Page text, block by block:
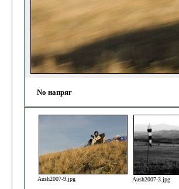
No напряг
Aush2007-9.jpg
Aush2007-3.jpg